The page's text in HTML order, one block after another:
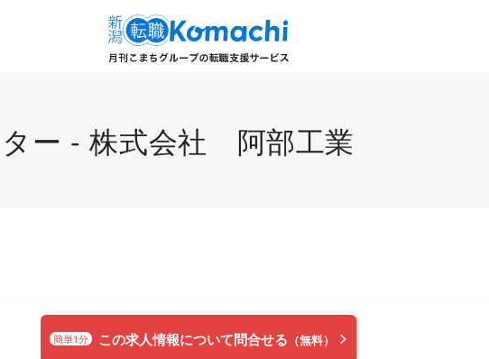
ター - 株式会社 阿部工業
簡単1分 この求人情報について問合せる （無料）